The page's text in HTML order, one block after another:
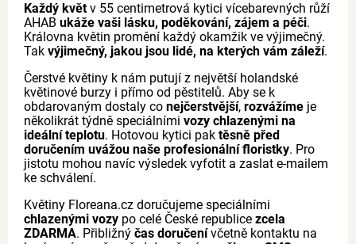
Každý květv 55 centimetrová kytici vícebarevných růží
AHAB ukáže vaši lásku, poděkování, zájem a péči.
Královna květin promění každý okamžik ve výjimečný.
Tak výjimečný, jakou jsou lidé, na kterých vám záleží.
Čerstvé květiny k nám putují z největší holandské
květinové burzy i přímo od pěstitelů. Aby se k
obdarovaným dostaly co nejčerstvější, rozvážíme je
několikrát týdně speciálními vozy chlazenými na
ideální teplotu. Hotovou kytici pak těsně před
doručením uvážou naše profesionální floristky. Pro
jistotu mohou navíc výsledek vyfotit a zaslat e-mailem
ke schválení.
Květiny Floreana.cz doručujeme speciálními
chlazenými vozy po celé České republice zcela
ZDARMA. Přibližný čas doručenívčetně kontaktu na